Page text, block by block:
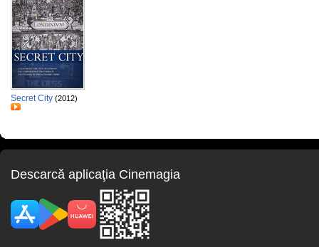
Secret City (2012)
Descarcă aplicaţia Cinemagia